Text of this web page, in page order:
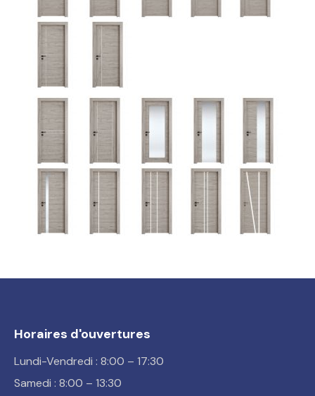
Horaires d'ouvertures
Lundi-Vendredi : 8:00 – 17:30
Samedi : 8:00 – 13:30